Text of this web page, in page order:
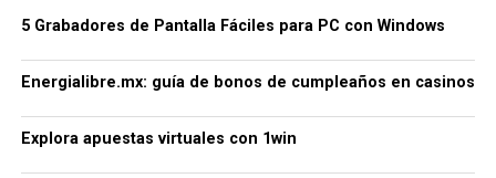
5 Grabadores de Pantalla Fáciles para PC con Windows
Energialibre.mx: guía de bonos de cumpleaños en casinos
Explora apuestas virtuales con 1win